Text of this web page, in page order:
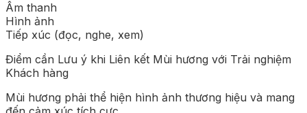
Âm thanh
Hình ảnh
Tiếp xúc (đọc, nghe, xem)
Điểm cần Lưu ý khi Liên kết Mùi hương với Trải nghiệm
Khách hàng
Mùi hương phải thể hiện hình ảnh thương hiệu và mang